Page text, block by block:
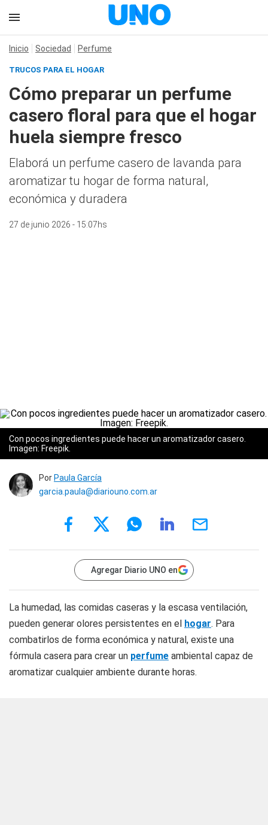
Inicio Sociedad Perfume
TRUCOS PARA EL HOGAR
Cómo preparar un perfume
casero floral para que el hogar
huela siempre fresco
Elaborá un perfume casero de lavanda para
aromatizar tu hogar de forma natural,
económica y duradera
27 de junio 2026 - 15:07hs
Con pocos ingredientes puede hacer un aromatizador casero.
Imagen: Freepik.
Por Paula García
garcia.paula@diariouno.com.ar
Agregar Diario UNO en
La humedad, las comidas caseras y la escasa ventilación,
pueden generar olores persistentes en el hogar. Para
combatirlos de forma económica y natural, existe una
fórmula casera para crear un perfume ambiental capaz de
aromatizar cualquier ambiente durante horas.